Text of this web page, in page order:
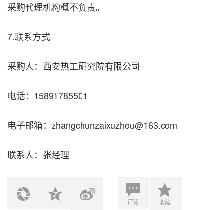
采购代理机构概不负责。
7.联系方式
采购人：西安热工研究院有限公司
电话：15891785501
电子邮箱：zhangchunzaixuzhou@163.com
联系人：张经理
评论 收藏